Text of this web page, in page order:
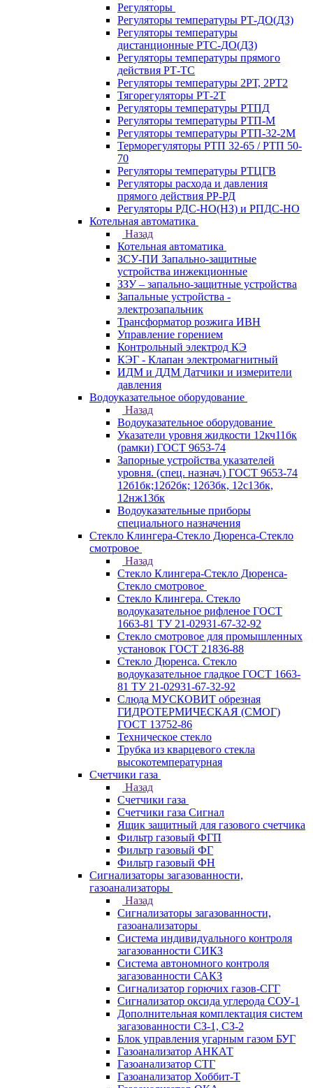
Регуляторы
Регуляторы температуры РТ-ДО(ДЗ)
Регуляторы температуры
дистанционные РТС-ДО(ДЗ)
Регуляторы температуры прямого
действия РТ-ТС
Регуляторы температуры 2РТ, 2РT2
Тягорегуляторы РТ-2Т
Регуляторы температуры РТПД
Регуляторы температуры РТП-M
Регуляторы температуры РТП-32-2М
Терморегуляторы РТП 32-65 / РТП 50-
70
Регуляторы температуры РТЦГВ
Регуляторы расхода и давления
прямого действия РР-РД
Регуляторы РДС-НО(НЗ) и РПДС-НО
Котельная автоматика
Назад
Котельная автоматика
ЗСУ-ПИ Запально-защитные
устройства инжекционные
ЗЗУ – запально-защитные устройства
Запальные устройства -
электрозапальник
Трансформатор розжига ИВН
Управление горением
Контрольный электрод КЭ
КЭГ - Клапан электромагнитный
ИДМ и ДДМ Датчики и измерители
давления
Водоуказательное оборудование
Назад
Водоуказательное оборудование
Указатели уровня жидкости 12кч11бк
(рамки) ГОСТ 9653-74
Запорные устройства указателей
уровня. (спец. назнач.) ГОСТ 9653-74
12б1бк;12б2бк; 12б3бк, 12с13бк,
12нж13бк
Водоуказательные приборы
специального назначения
Стекло Клингера-Стекло Дюренса-Стекло
смотровое
Назад
Стекло Клингера-Стекло Дюренса-
Стекло смотровое
Стекло Клингера. Стекло
водоуказательное рифленое ГОСТ
1663-81 ТУ 21-02931-67-32-92
Стекло смотровое для промышленных
установок ГОСТ 21836-88
Стекло Дюренса. Стекло
водоуказательное гладкое ГОСТ 1663-
81 ТУ 21-02931-67-32-92
Слюда МУСКОВИТ обрезная
ГИДРОТЕРМИЧЕСКАЯ (СМОГ)
ГОСТ 13752-86
Техническое стекло
Трубка из кварцевого стекла
высокотемпературная
Счетчики газа
Назад
Счетчики газа
Счетчики газа Сигнал
Ящик защитный для газового счетчика
Фильтр газовый ФГП
Фильтр газовый ФГ
Фильтр газовый ФН
Сигнализаторы загазованности,
газоанализаторы
Назад
Сигнализаторы загазованности,
газоанализаторы
Система индивидуального контроля
загазованности СИКЗ
Система автономного контроля
загазованности САКЗ
Сигнализатор горючих газов-СГГ
Сигнализатор оксида углерода СОУ-1
Дополнительная комплектация систем
загазованности СЗ-1, СЗ-2
Блок управления угарным газом БУГ
Газоанализатор АНКАТ
Газоанализатор СТГ
Газоанализатор Хоббит-Т